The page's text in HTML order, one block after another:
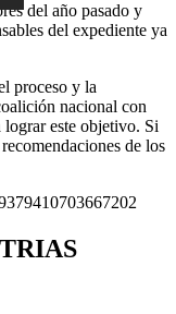
del año pasado y
del expediente ya
proceso y la
nacional con
lograr este objetivo. Si
de los